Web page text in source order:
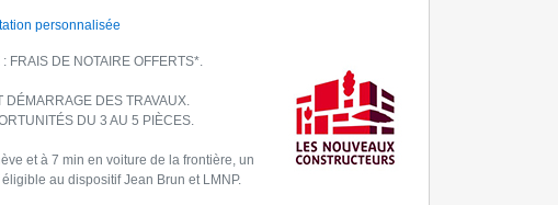
personnalisée
FRAIS DE NOTAIRE OFFERTS*.
DES TRAVAUX.
DU 3 AU 5 PIÈCES.
et à 7 min en voiture de la frontière, un
au dispositif Jean Brun et LMNP.